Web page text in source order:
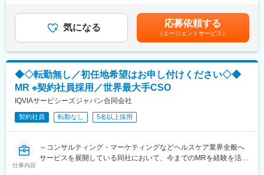
将来のキャリアに関してサポートをしていきます。
《職種に関して》
■MRとは主に医師や薬剤師等へ、担当製品の情報提供を行いま
す。担当施設の患者様に応じた情報提供や、担当製品の処方後の
情報収集を行います。
変更の範囲：会社の定める業務
■夜勤なし！日勤・土日祝休みで働き方改善・ワークライフバラン
スの両立が叶う！
■明確な評価制度あり！自身の成果や頑張りが客観的に評価され、
年収に反映されます。また、在籍年数が増えると永年勤続報奨金
や四半期一時金などの手当もアップします。つまり、やりがいや
努力がきちんと報われる報酬制度になっています。
《丁寧な研修・支援体制で成長を応援！》
入社後は2カ月間の研修制度がありますので、未経験の方も安心し
てご応募ください！同期社員と一緒に集中的に研修を行い、その
また、配属後も一人ひとりの知識とスキルレベルを上げるために
様々な研修をご用意しています。
四半期一時金：10万円（四半期に1回、10万円程度支給）※ただし
支給条件有。他、永続勤務報奨金（3年勤務5万円支給、5年勤務
10万円…）ございます。賃金はあくまでも目安の金額であり、選
考を通じて上下する可能性があります。月給(月額)は固定手当を含
めた表記です。
気になる 応募依頼する
（エージェントサービス）
◆◇転勤無し／初任地希望はお申し付けください◇◆
MR ※契約社員採用／世界最大手CSO
IQVIAサービシーズジャパン合同会社
契約社員 転勤なし 5名以上採用
仕事内容
～コンサルティング・マーケティングなどヘルスケア業界全般へ
サービスを展開している同社において、今までのMRを経験を活か